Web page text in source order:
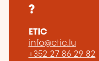
?
ETIC
info@etic.lu
+352 27 86 29 82